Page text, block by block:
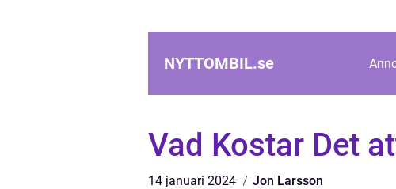
NYTTOMBIL.se
Vad Kostar Det
14 januari 2024 Jon Larsson